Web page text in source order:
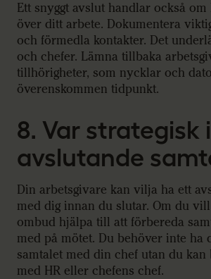
Ett snyggt avslut handlar också
över ditt arbete. Dokumentera
och förmedla kontakter. Det
och chefer. Lämna tillbaka
tillhörigheter, som nycklar och
överenskommen tidpunkt.
8. Var strategisk i
avslutande
Din arbetsgivare kan vilja ha ett
med dig innan du slutar. Om du
ombud hjälpa till att förbereda
med på mötet. Du behöver inte ha
samtalet med din chef utan du kan
med HR eller chefens chef.